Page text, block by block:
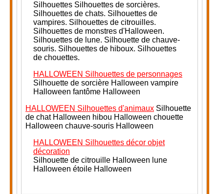
Silhouettes Silhouettes de sorcières.
Silhouettes de chats. Silhouettes de
vampires. Silhouettes de citrouilles.
Silhouettes de monstres d'Halloween.
Silhouettes de lune. Silhouette de chauve-
souris. Silhouettes de hiboux. Silhouettes
de chouettes.
HALLOWEEN Silhouettes de personnages
Silhouette de sorcière Halloween vampire
Halloween fantôme Halloween
HALLOWEEN Silhouettes d'animaux Silhouette
de chat Halloween hibou Halloween chouette
Halloween chauve-souris Halloween
HALLOWEEN Silhouettes décor objet
décoration
Silhouette de citrouille Halloween lune
Halloween étoile Halloween